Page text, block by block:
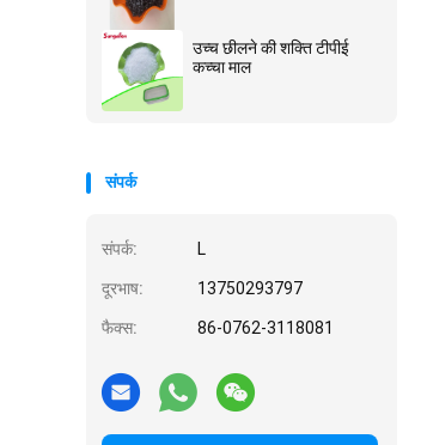
उच्च छीलने की शक्ति टीपीई
कच्चा माल
संपर्क
संपर्क: L
दूरभाष: 13750293797
फैक्स: 86-0762-3118081